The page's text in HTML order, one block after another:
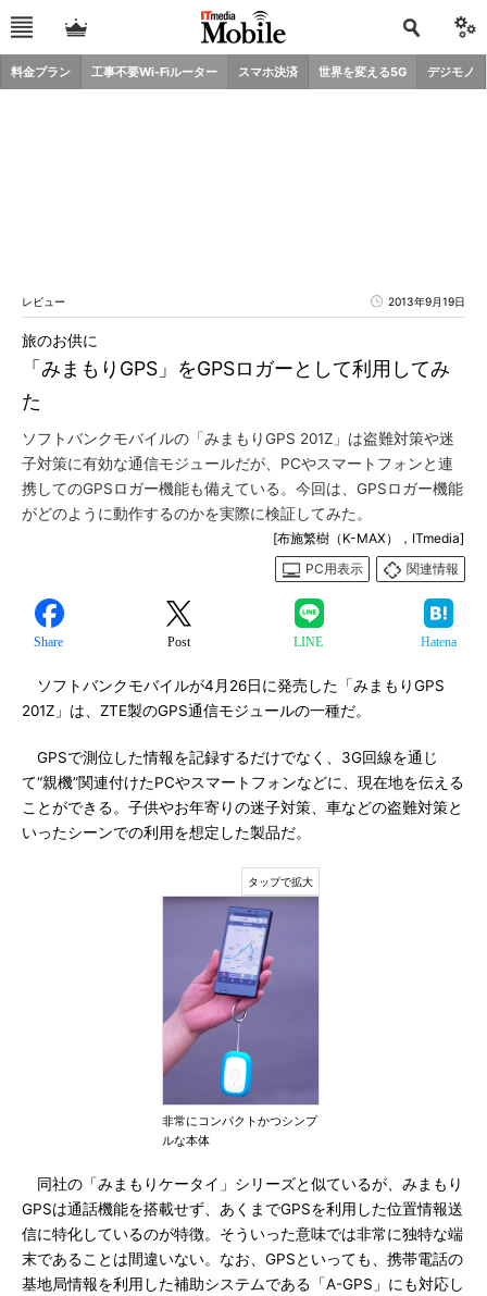
料金プラン 工事不要Wi-Fiルーター スマホ決済 世界を変える5G デジモノ
レビュー 2013年9月19日
「みまもりGPS」をGPSロガーとして利用してみ
た
旅のお供に
ソフトバンクモバイルの「みまもりGPS 201Z」は盗難対策や迷
子対策に有効な通信モジュールだが、PCやスマートフォンと連
携してのGPSロガー機能も備えている。今回は、GPSロガー機能
がどのように動作するのかを実際に検証してみた。
[布施繁樹（K-MAX），ITmedia]
PC用表示
関連情報
Share Post LINE Hatena
ソフトバンクモバイルが4月26日に発売した「みまもりGPS
201Z」は、ZTE製のGPS通信モジュールの一種だ。
GPSで測位した情報を記録するだけでなく、3G回線を通じ
て“親機”関連付けたPCやスマートフォンなどに、現在地を伝える
ことができる。子供やお年寄りの迷子対策、車などの盗難対策と
いったシーンでの利用を想定した製品だ。
非常にコンパクトかつシンプ
ルな本体
同社の「みまもりケータイ」シリーズと似ているが、みまもり
GPSは通話機能を搭載せず、あくまでGPSを利用した位置情報送
信に特化しているのが特徴。そういった意味では非常に独特な端
末であることは間違いない。なお、GPSといっても、携帯電話の
基地局情報を利用した補助システムである「A-GPS」にも対応し